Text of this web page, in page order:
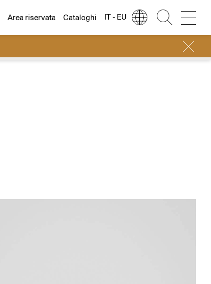
Area riservata Cataloghi IT - EU
Русский